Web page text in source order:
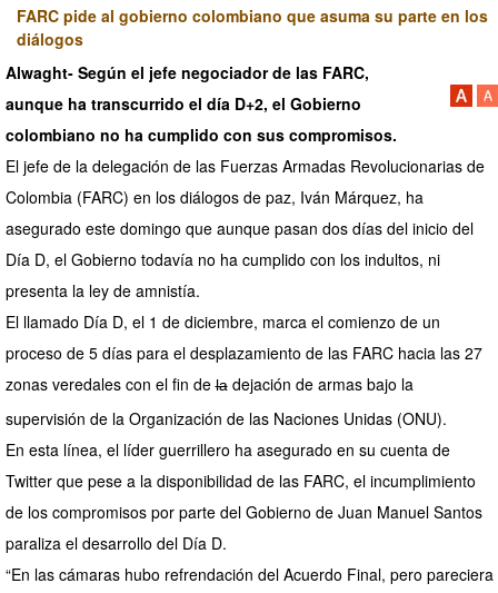
FARC pide al gobierno colombiano que asuma su parte en los
diálogos
Alwaght- Según el jefe negociador de las FARC,
aunque hatranscurrido el día D+2, el Gobierno
colombiano no ha cumplido con sus compromisos.
El jefe de la delegación de las Fuerzas Armadas Revolucionarias de
Colombia (FARC) en los diálogos de paz, Iván Márquez, ha
asegurado este domingo que aunque pasan dos días del inicio del
Día D, el Gobierno todavía no ha cumplido con los indultos, ni
presenta la ley de amnistía.
El llamado Día D, el 1 de diciembre, marca el comienzo de un
proceso de 5 días para el desplazamiento de las FARC hacia las 27
zonas veredales con el fin deladejación de armas bajo la
supervisión de la Organización de las Naciones Unidas (ONU).
En esta línea, el líder guerrillero ha asegurado en su cuenta de
Twitter que pese a la disponibilidad de las FARC, el incumplimiento
de los compromisos por parte del Gobierno de Juan Manuel Santos
paraliza el desarrollo del Día D.
“En las cámaras hubo refrendación del Acuerdo Final, pero pareciera